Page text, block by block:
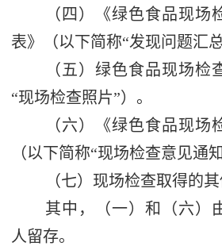
（四）《绿色食品现场
表》（以下简称“发现问题汇
（五）绿色食品现场检
“现场检查照片”）。
（六）《绿色食品现场
（以下简称“现场检查意见通
（七）现场检查取得的其
其中，（一）和（六）
人留存。